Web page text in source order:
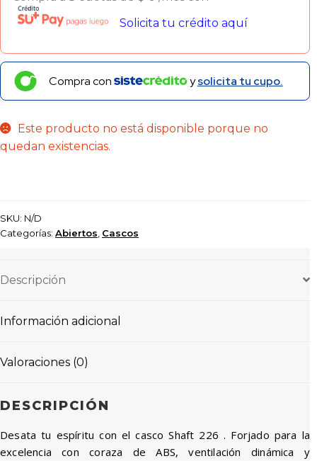
Solicita tu crédito aquí
Compra con ysolicita tu cupo.
Este producto no está disponible porque no
quedan existencias.
SKU: N/D
Categorías: Abiertos Cascos
Descripción
Información adicional
Valoraciones (0)
DESCRIPCIÓN
Desata tu espíritu con el casco Shaft 226 . Forjado para la
excelencia con coraza de ABS, ventilación dinámica y